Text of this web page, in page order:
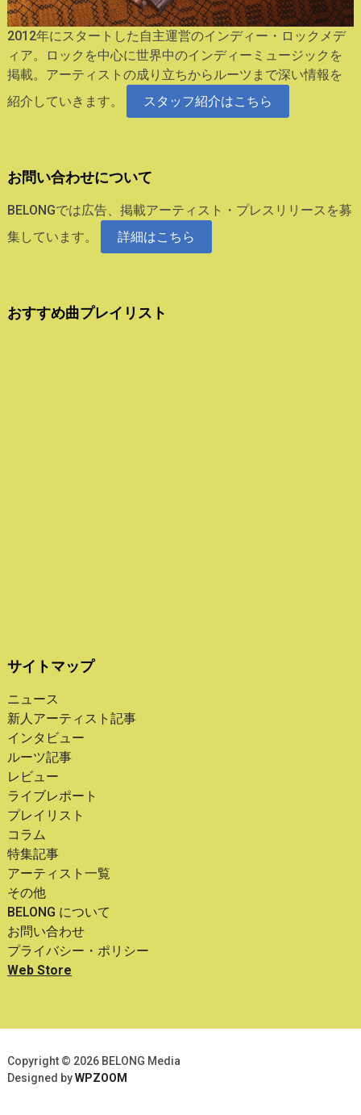
2012年にスタートした自主運営のインディー・ロックメデ
ィア。ロックを中心に世界中のインディーミュージックを
掲載。アーティストの成り立ちからルーツまで深い情報を
紹介していきます。
スタッフ紹介はこちら
お問い合わせについて
BELONGでは広告、掲載アーティスト・プレスリリースを募
集しています。
詳細はこちら
おすすめ曲プレイリスト
サイトマップ
ニュース
新人アーティスト記事
インタビュー
ルーツ記事
レビュー
ライブレポート
プレイリスト
コラム
特集記事
アーティスト一覧
その他
BELONG について
お問い合わせ
プライバシー・ポリシー
Web Store
Copyright © 2026 BELONG Media
Designed byWPZOOM